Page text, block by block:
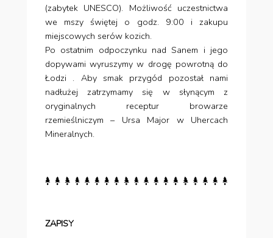
(zabytek UNESCO). Możliwość uczestnictwa
we mszy świętej o godz. 9:00 i zakupu
miejscowych serów kozich.
Po ostatnim odpoczynku nad Sanem i jego
dopywami wyruszymy w drogę powrotną do
Łodzi . Aby smak przygód pozostał nami
nadłużej zatrzymamy się w słynącym z
oryginalnych receptur browarze
rzemieślniczym – Ursa Major w Uhercach
Mineralnych.
ZAPISY